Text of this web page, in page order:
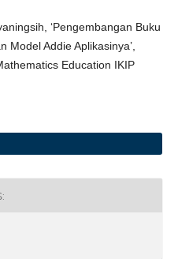
‘Pengembangan Buku
Model Addie Aplikasinya’,
Education IKIP